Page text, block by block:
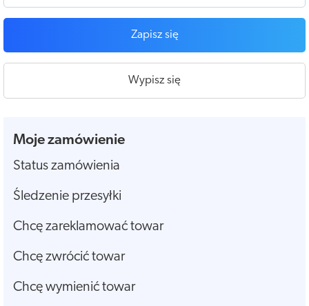
Zapisz się
Wypisz się
Moje zamówienie
Status zamówienia
Śledzenie przesyłki
Chcę zareklamować towar
Chcę zwrócić towar
Chcę wymienić towar